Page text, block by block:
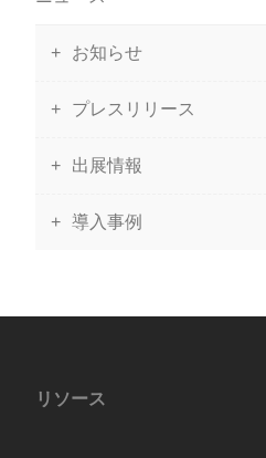
お知らせ
プレスリリース
出展情報
導入事例
リソース